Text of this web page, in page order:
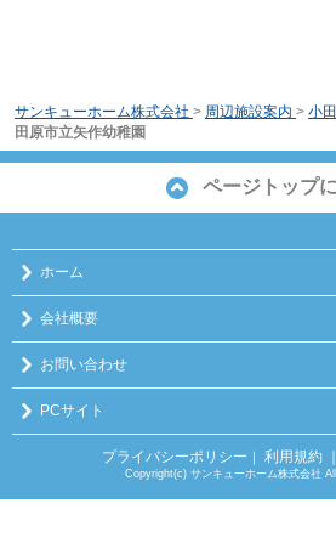
サンキューホーム株式会社 > 周辺施設案内 > 小
田原市立矢作幼稚園
ページトップ
ホーム
会社概要
お問い合わせ
PCサイト
プライバシーポリシー ｜ 利用規約
Copyright(c) サンキューホーム株式会社